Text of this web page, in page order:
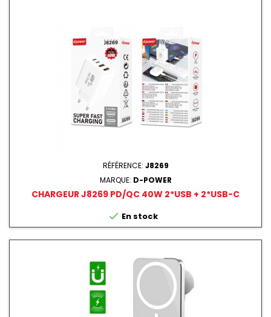
RÉFÉRENCE: J8269
MARQUE: D-POWER
CHARGEUR J8269 PD/QC 40W 2*USB + 2*USB-C
 En stock